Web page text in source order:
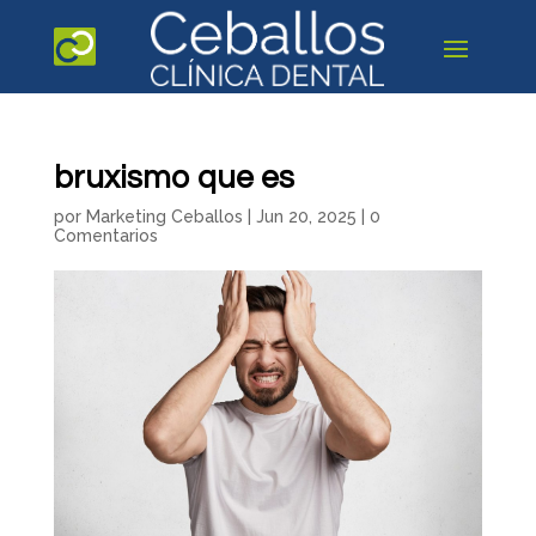
bruxismo que es
por Marketing Ceballos Jun 20, 2025
0
Comentarios